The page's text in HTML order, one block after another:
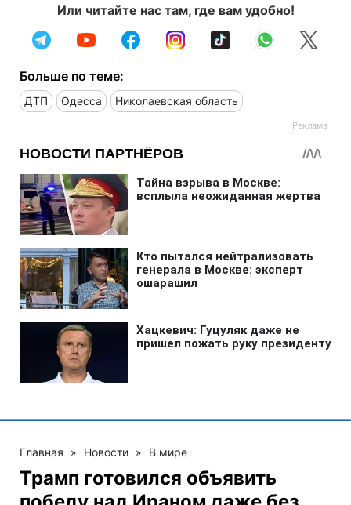
Или читайте нас там, где вам удобно!
Больше по теме:
ДТП Одесса Николаевская область
Главная » Новости » В мире
Трамп готовился объявить